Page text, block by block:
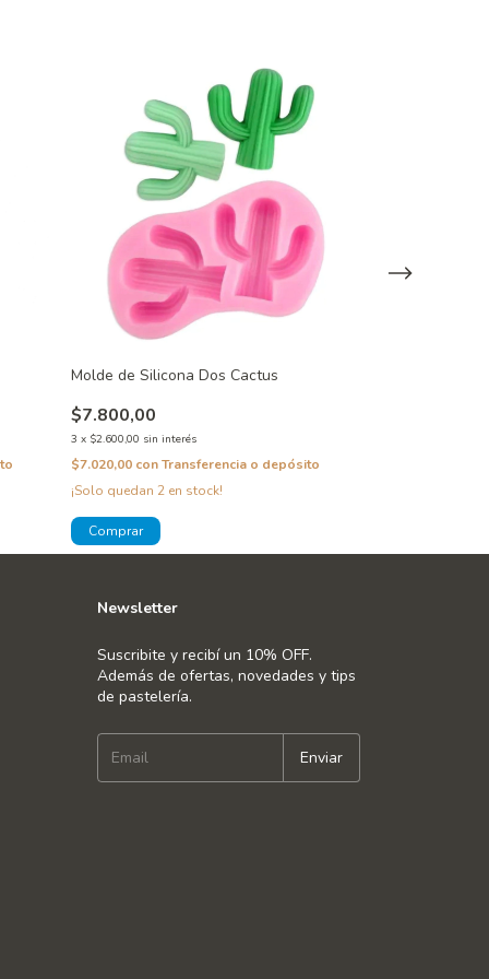
Molde de Silicona Dos Cactus
$7.800,00
3 x $2.600,00 sin interés
$7.020,00 conTransferencia o depósito
¡Solo quedan 2 en stock!
Newsletter
Suscribite y recibí un 10% OFF.
Además de ofertas, novedades y tips
de pastelería.